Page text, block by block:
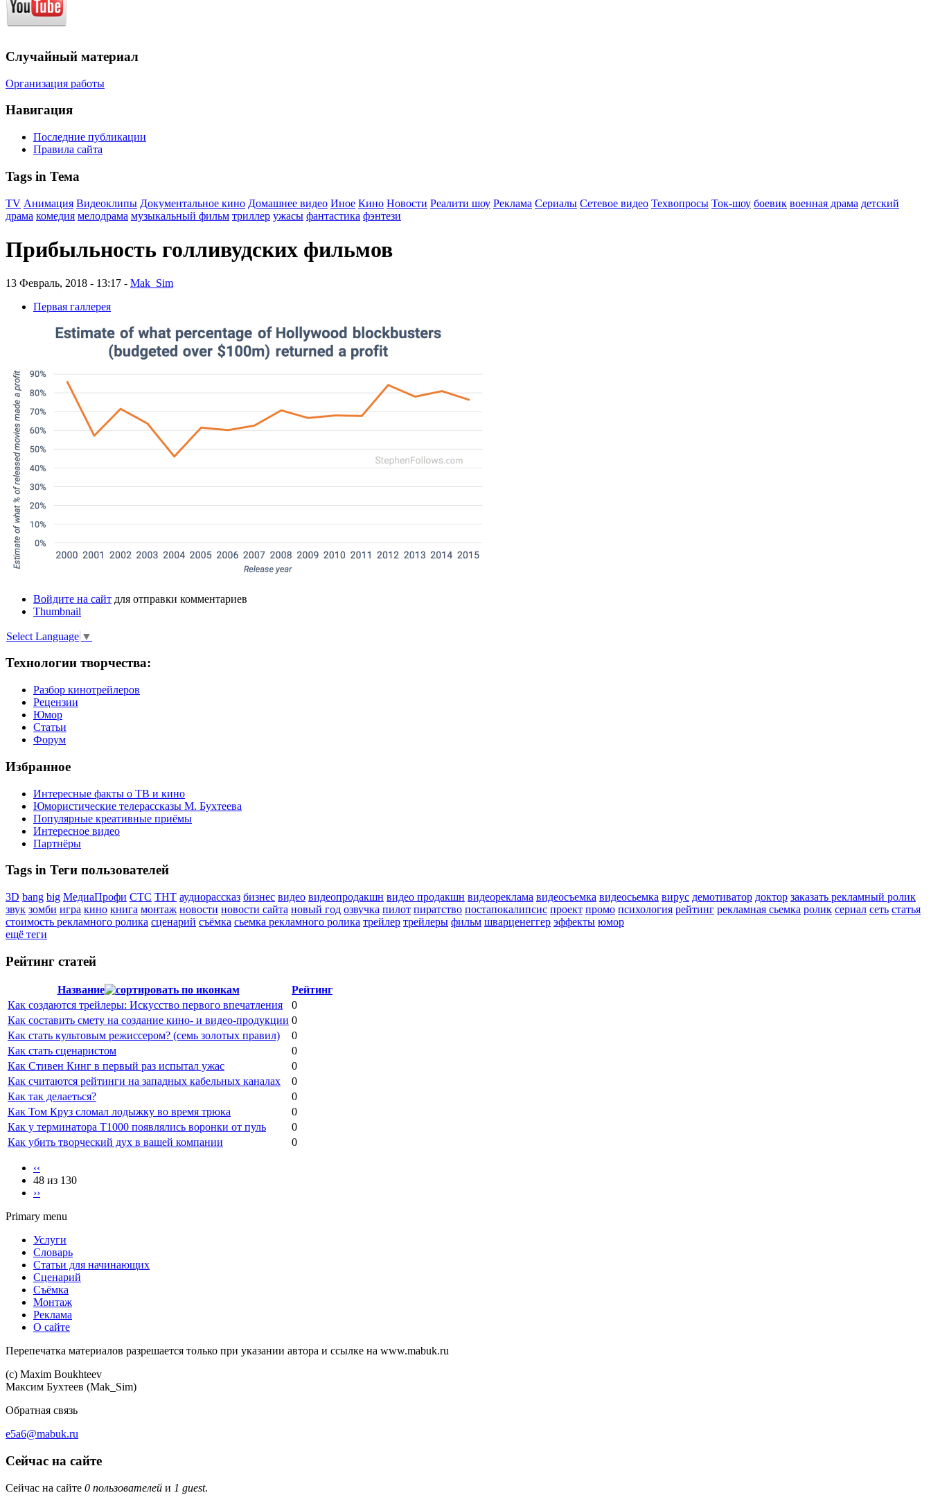
Случайный материал
Организация работы
Навигация
Последние публикации
Правила сайта
Tags in Тема
TV Анимация Видеоклипы Документальное кино Домашнее видео Иное Кино Новости Реалити шоу Реклама Сериалы Сетевое видео Техвопросы Ток-шоу боевик военная драма детский
драма комедия мелодрама музыкальный фильм триллер ужасы фантастика фэнтези
Прибыльность голливудских фильмов
13 Февраль, 2018 - 13:17 - Mak_Sim
Первая галлерея
Войдите на сайт для отправки комментариев
Thumbnail
Select Language ▼
Технологии творчества:
Разбор кинотрейлеров
Рецензии
Юмор
Статьи
Форум
Избранное
Интересные факты о ТВ и кино
Юмористические телерассказы М. Бухтеева
Популярные креативные приёмы
Интересное видео
Партнёры
Tags in Теги пользователей
3D bang big МедиаПрофи СТС ТНТ аудиорассказ бизнес видео видеопродакшн видео продакшн видеореклама видеосъемка видеосьемка вирус демотиватор доктор заказать рекламный ролик
звук зомби игра кино книга монтаж новости новости сайта новый год озвучка пилот пиратство постапокалипсис проект промо психология рейтинг рекламная сьемка ролик сериал сеть статья
стоимость рекламного ролика сценарий съёмка сьемка рекламного ролика трейлер трейлеры фильм шварценеггер эффекты юмор
ещё теги
Рейтинг статей
Название
Рейтинг
Как создаются трейлеры: Искусство первого впечатления
0
Как составить смету на создание кино- и видео-продукции 0
Как стать культовым режиссером? (семь золотых правил)
0
Как стать сценаристом
0
Как Стивен Кинг в первый раз испытал ужас
0
Как считаются рейтинги на западных кабельных каналах
0
Как так делаеться?
0
Как Том Круз сломал лодыжку во время трюка
0
Как у терминатора Т1000 появлялись воронки от пуль
0
Как убить творческий дух в вашей компании
0
‹‹
48 из 130
››
Primary menu
Услуги
Словарь
Статьи для начинающих
Сценарий
Съёмка
Монтаж
Реклама
О сайте
Перепечатка материалов разрешается только при указании автора и ссылке на www.mabuk.ru
(c) Maхim Boukhteev
Максим Бухтеев (Mak_Sim)
Обратная связь
e5a6@mabuk.ru
Сейчас на сайте
Сейчас на сайте 0 пользователей и 1 guest.